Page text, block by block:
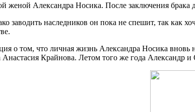
женой Александра Носика. После заключения
заводить наследников он пока не спешит, так как
о том, что личная жизнь Александра Носика
Крайнова. Летом того же года Александр